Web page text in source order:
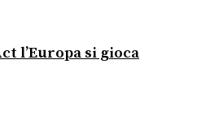
l’Europa si gioca